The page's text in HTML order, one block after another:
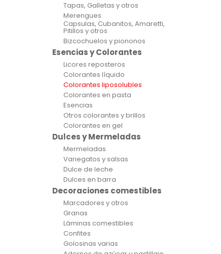
Tapas, Galletas y otros
Merengues
Capsulas, Cubanitos, Amaretti,
Pitillos y otros
Bizcochuelos y piononos
Esencias y Colorantes
Licores reposteros
Colorantes líquido
Colorantes liposolubles
Colorantes en pasta
Esencias
Otros colorantes y brillos
Colorantes en gel
Dulces y Mermeladas
Mermeladas
Variegatos y salsas
Dulce de leche
Dulces en barra
Decoraciones comestibles
Marcadores y otros
Granas
Láminas comestibles
Confites
Golosinas varias